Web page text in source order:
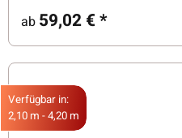
ab 59,02 €*
Verfügbar in:
2,10 m - 4,20 m